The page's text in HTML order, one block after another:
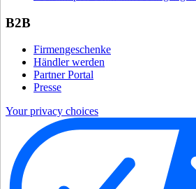
B2B
Firmengeschenke
Händler werden
Partner Portal
Presse
Your privacy choices